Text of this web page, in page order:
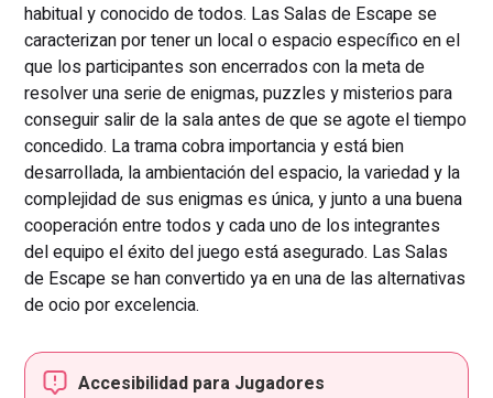
habitual y conocido de todos. Las Salas de Escape se
caracterizan por tener un local o espacio específico en el
que los participantes son encerrados con la meta de
resolver una serie de enigmas, puzzles y misterios para
conseguir salir de la sala antes de que se agote el tiempo
concedido. La trama cobra importancia y está bien
desarrollada, la ambientación del espacio, la variedad y la
complejidad de sus enigmas es única, y junto a una buena
cooperación entre todos y cada uno de los integrantes
del equipo el éxito del juego está asegurado. Las Salas
de Escape se han convertido ya en una de las alternativas
de ocio por excelencia.
Accesibilidad para Jugadores